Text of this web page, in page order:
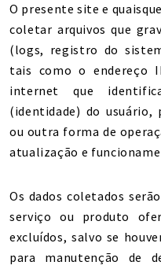
O presente site e
coletar arquivos que
(logs, registro do
tais como o endereço
internet que
(identidade) do usuário,
ou outra forma de
atualização e
Os dados coletados
serviço ou produto
excluídos, salvo se
para manutenção de